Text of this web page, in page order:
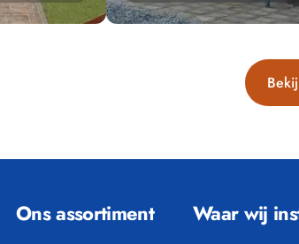
Ons assortiment Waar wij